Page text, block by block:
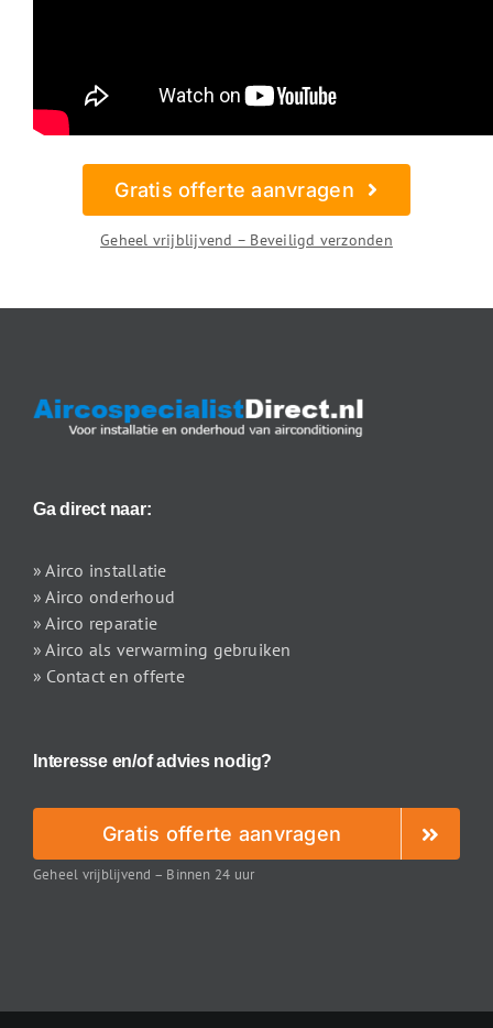
Gratis offerte aanvragen
Geheel vrijblijvend – Beveiligd verzonden
Ga direct naar:
» Airco installatie
» Airco onderhoud
» Airco reparatie
» Airco als verwarming gebruiken
» Contact en offerte
Interesse en/of advies nodig?
Gratis offerte aanvragen
Geheel vrijblijvend – Binnen 24 uur